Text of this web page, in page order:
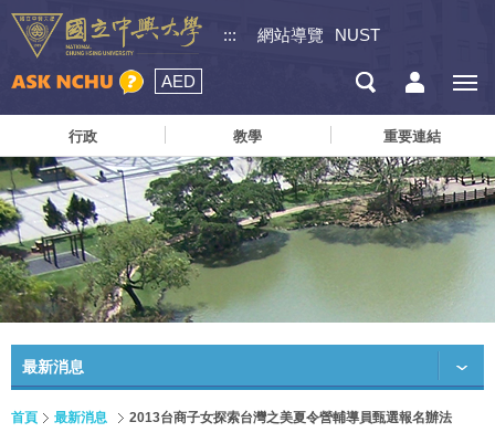
::: 網站導覽 NUST
AED
行政 教學 重要連結
最新消息
首頁 最新消息 2013台商子女探索台灣之美夏令營輔導員甄選報名辦法